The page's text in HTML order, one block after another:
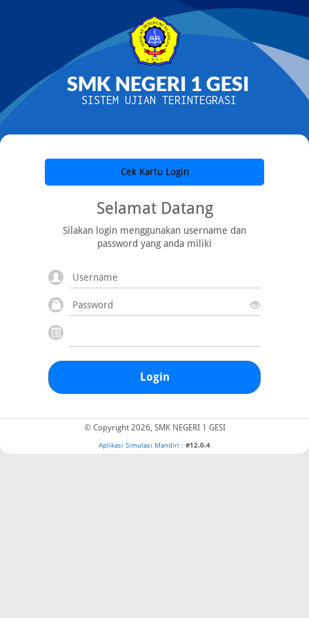
SMK NEGERI 1 GESI
SISTEM UJIAN TERINTEGRASI
Cek Kartu Login
Selamat Datang
Silakan login menggunakan username dan
password yang anda miliki
Login
© Copyright 2026, SMK NEGERI 1 GESI
Aplikasi Simulasi Mandiri : #12.0.4